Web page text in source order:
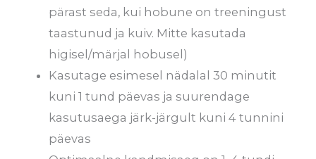
pärast seda, kui hobune on treeningust
taastunud ja kuiv. Mitte kasutada
higisel/märjal hobusel)
Kasutage esimesel nädalal 30 minutit
kuni 1 tund päevas ja suurendage
kasutusaega järk-järgult kuni 4 tunnini
päevas